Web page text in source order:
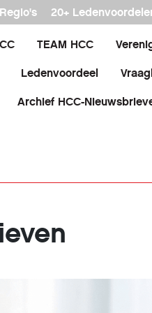
20+
TEAM HCC
Ledenvoordeel
Archief HCC-